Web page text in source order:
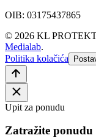
OIB: 03175437865
© 2026 KL
Medialab.
Politika kolačića
Upit za ponudu
Zatražite ponudu